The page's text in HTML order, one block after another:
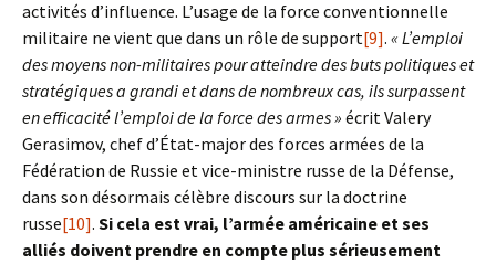
activités d’influence. L’usage de la force conventionnelle
militaire ne vient que dans un rôle de support[9]. « L’emploi
des moyens non-militaires pour atteindre des buts politiques et
stratégiques a grandi et dans de nombreux cas, ils surpassent
en efficacité l’emploi de la force des armes » écrit Valery
Gerasimov, chef d’État-major des forces armées de la
Fédération de Russie et vice-ministre russe de la Défense,
dans son désormais célèbre discours sur la doctrine
russe[10]. Si cela est vrai, l’armée américaine et ses
alliés doivent prendre en compte plus sérieusement